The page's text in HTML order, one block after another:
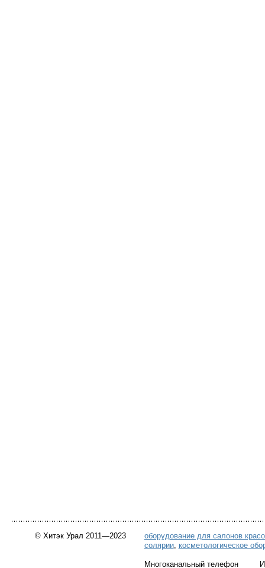
© Хитэк Урал 2011—2023
оборудование для салонов
солярии, косметологическое
Многоканальный телефон